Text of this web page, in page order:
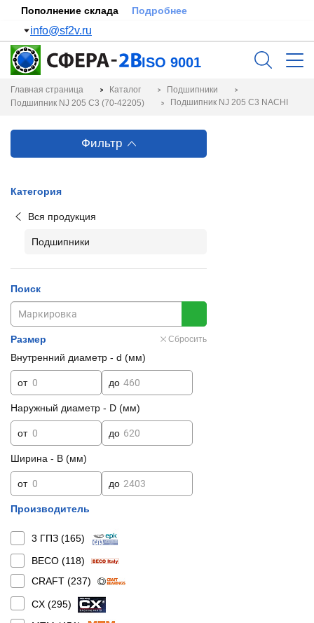
Пополнение склада Подробнее
info@sf2v.ru
ISO 9001
Главная страница Каталог
Подшипники
Подшипник NJ 205 C3 (70-42205)
Подшипник NJ 205 C3 NACHI
Фильтр
Категория
Вся продукция
Подшипники
Поиск
Размер Сбросить
Внутренний диаметр - d (мм)
от до
Наружный диаметр - D (мм)
от до
Ширина - B (мм)
от до
Производитель
3 ГПЗ (165)
BECO (118)
CRAFT (237)
CX (295)